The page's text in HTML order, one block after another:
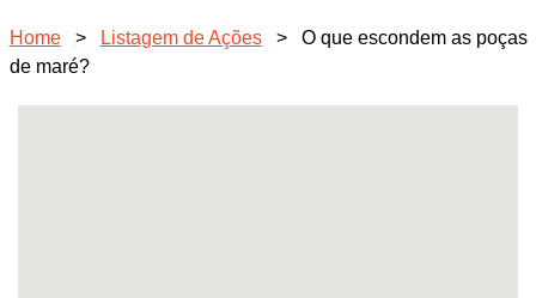
Home > Listagem de Ações >
O que escondem as poças
de maré?